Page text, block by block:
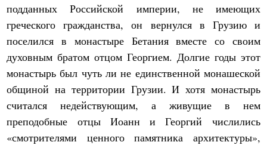
подданных Российской империи, не имеющих
греческого гражданства, он вернулся в Грузию и
поселился в монастыре Бетания вместе со своим
духовным братом отцом Георгием. Долгие годы этот
монастырь был чуть ли не единственной монашеской
общиной на территории Грузии. И хотя монастырь
считался недействующим, а живущие в нем
преподобные отцы Иоанн и Георгий числились
«смотрителями ценного памятника архитектуры»,